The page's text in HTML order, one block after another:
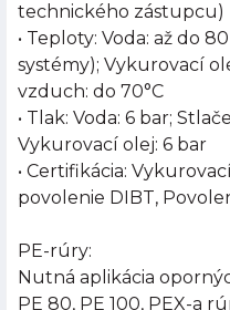
technického zástupcu)
• Teploty: Voda: až do
systémy); Vykurovací
vzduch: do 70°C
• Tlak: Voda: 6 bar;
Vykurovací olej: 6 bar
• Certifikácia:
povolenie DIBT,
PE-rúry:
Nutná aplikácia
PE 80, PE 100, PEX-a